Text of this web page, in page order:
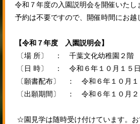
令和７年度の入園説明会を開催いたし
予約は不要ですので、開催時間にお越
【令和７年度 入園説明会】
〔場 所〕 ： 千葉文化幼稚園２階
〔日 時〕 ： 令和６年１０月１５
〔願書配布〕 ： 令和６年１０月１
〔出願期間〕 ： 令和６年１０月２
☆園見学は随時受け付けています。